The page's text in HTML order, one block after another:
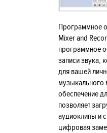
Программное
Mixer and
программное
записи звука,
для вашей
обеспечение
позволяет
аудиоклипы и
цифровая